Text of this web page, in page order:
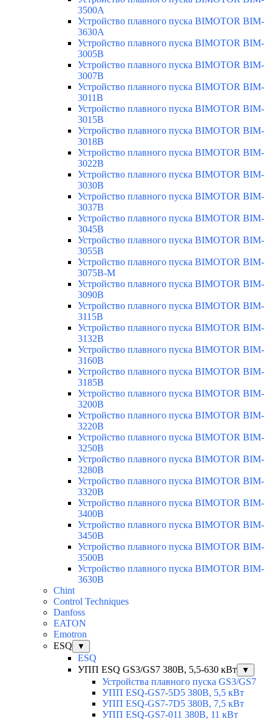
3500A
Устройство плавного пуска BIMOTOR BIM-
3630A
Устройство плавного пуска BIMOTOR BIM-
3005B
Устройство плавного пуска BIMOTOR BIM-
3007B
Устройство плавного пуска BIMOTOR BIM-
3011B
Устройство плавного пуска BIMOTOR BIM-
3015B
Устройство плавного пуска BIMOTOR BIM-
3018B
Устройство плавного пуска BIMOTOR BIM-
3022B
Устройство плавного пуска BIMOTOR BIM-
3030B
Устройство плавного пуска BIMOTOR BIM-
3037B
Устройство плавного пуска BIMOTOR BIM-
3045B
Устройство плавного пуска BIMOTOR BIM-
3055B
Устройство плавного пуска BIMOTOR BIM-
3075B-M
Устройство плавного пуска BIMOTOR BIM-
3090B
Устройство плавного пуска BIMOTOR BIM-
3115B
Устройство плавного пуска BIMOTOR BIM-
3132B
Устройство плавного пуска BIMOTOR BIM-
3160B
Устройство плавного пуска BIMOTOR BIM-
3185B
Устройство плавного пуска BIMOTOR BIM-
3200B
Устройство плавного пуска BIMOTOR BIM-
3220B
Устройство плавного пуска BIMOTOR BIM-
3250B
Устройство плавного пуска BIMOTOR BIM-
3280B
Устройство плавного пуска BIMOTOR BIM-
3320B
Устройство плавного пуска BIMOTOR BIM-
3400B
Устройство плавного пуска BIMOTOR BIM-
3450B
Устройство плавного пуска BIMOTOR BIM-
3500B
Устройство плавного пуска BIMOTOR BIM-
3630B
Chint
Control Techniques
Danfoss
EATON
Emotron
ESQ
▼
ESQ
УПП ESQ GS3/GS7 380В, 5,5-630 кВт
▼
Устройства плавного пуска GS3/GS7
УПП ESQ-GS7-5D5 380В, 5,5 кВт
УПП ESQ-GS7-7D5 380В, 7,5 кВт
УПП ESQ-GS7-011 380В, 11 кВт